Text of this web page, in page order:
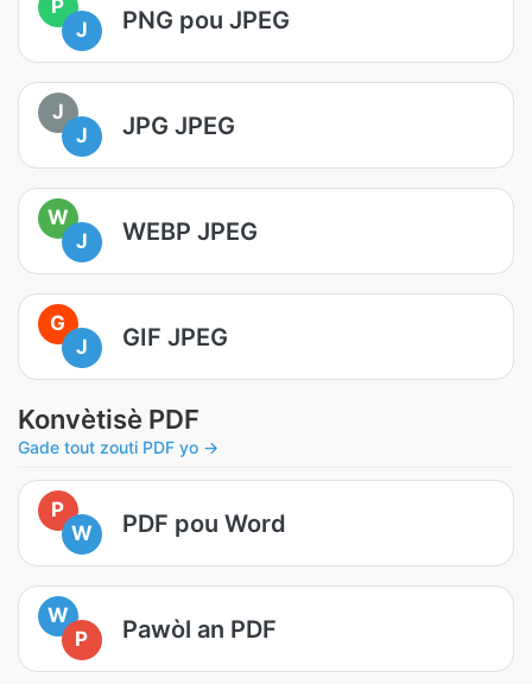
P
J
PNG pou JPEG
J
J
JPG JPEG
W
J
WEBP JPEG
G
J
GIF JPEG
Konvètisè PDF
Gade tout zouti PDF yo →
P
W
PDF pou Word
W
P
Pawòl an PDF